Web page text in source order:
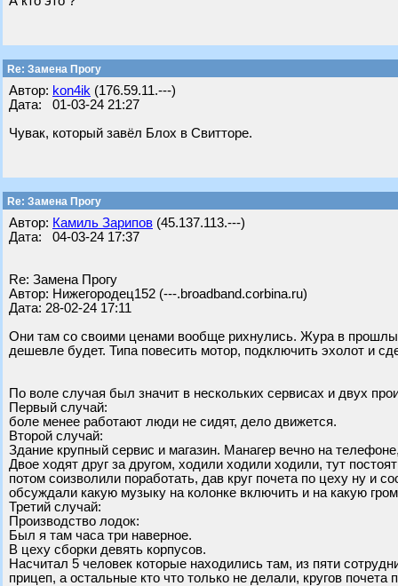
Re: Замена Прогу
Автор: kon4ik (176.59.11.---)
Дата: 01-03-24 21:27
Чувак, который завёл Блох в Свитторе.
Re: Замена Прогу
Автор: Камиль Зарипов (45.137.113.---)
Дата: 04-03-24 17:37
Re: Замена Прогу
Автор: Нижегородец152 (---.broadband.corbina.ru)
Дата: 28-02-24 17:11
Они там со своими ценами вообще рихнулись. Жура в
дешевле будет. Типа повесить мотор, подключить эхолот и
По воле случая был значит в нескольких сервисах и двух
Первый случай:
боле менее работают люди не сидят, дело движется.
Второй случай:
Здание крупный сервис и магазин. Манагер вечно на
Двое ходят друг за другом, ходили ходили ходили, тут
потом соизволили поработать, дав круг почета по цеху ну и
обсуждали какую музыку на колонке включить и на какую
Третий случай:
Производство лодок:
Был я там часа три наверное.
В цеху сборки девять корпусов.
Насчитал 5 человек которые находились там, из пяти
прицеп, а остальные кто что только не делали, кругов